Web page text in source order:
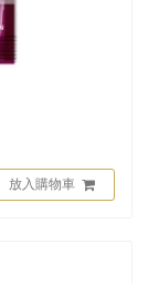
放入購物車